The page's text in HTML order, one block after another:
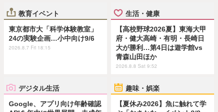
教育イベント
東京都市大「科学体験教室」
24の実験企画…小中向け9/6
2026.8.7 Fri 18:15
生活・健康
【高校野球2026夏】東海大甲
府・健大高崎・有明・長崎日
大が勝利…第4日は遊学館vs
青森山田ほか
2026.8.8 Sat 9:52
デジタル生活
Google、アプリ向け年齢確認
趣味・娯楽
【夏休み2026】魚に触れて学